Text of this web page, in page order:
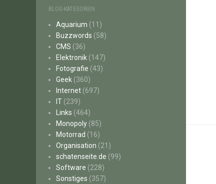
BLOG-KATEGORIEN
Aquarium (11)
Buzzwords (58)
CMS (36)
Elektronik (147)
Fotografie (43)
Geek (360)
Internet (697)
IT (239)
Links (464)
Monopoly (85)
Motorrad (16)
Organisation (21)
schatenseite.de (99)
Software (228)
Sonstiges (357)